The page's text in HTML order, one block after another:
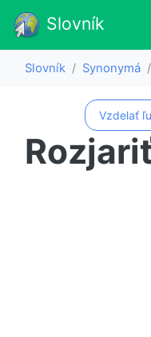
Slovník
Slovník Synonymá
Vzdelať